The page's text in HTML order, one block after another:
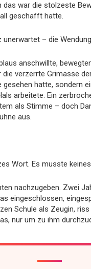
das war die stolzeste
geschafft hatte.
unerwartet – die
anschwillte,
die verzerrte Grimasse
gesehen hatte, sondern
arbeitete. Ein
als Stimme – doch
aus.
Wort. Es musste
nachzugeben. Zwei
eingeschlossen,
Schule als Zeugin,
nur um zu ihm